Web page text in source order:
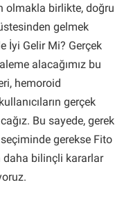
olmakla birlikte, doğru
gelmek
İyi Gelir Mi? Gerçek
alacağımız bu
hemoroid
gerçek
Bu sayede, gerek
gerekse Fito
daha bilinçli kararlar